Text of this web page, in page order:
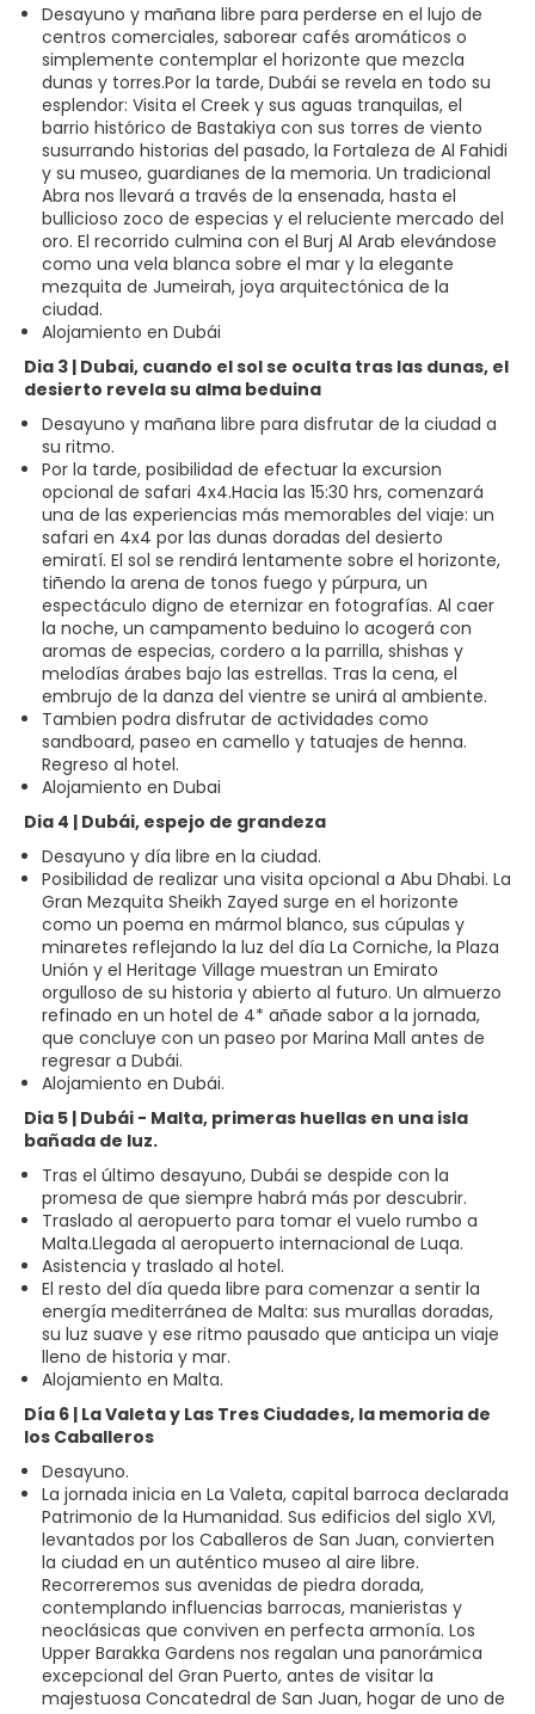
Desayuno y mañana libre para perderse en el lujo de
centros comerciales, saborear cafés aromáticos o
simplemente contemplar el horizonte que mezcla
dunas y torres.Por la tarde, Dubái se revela en todo su
esplendor: Visita el Creek y sus aguas tranquilas, el
barrio histórico de Bastakiya con sus torres de viento
susurrando historias del pasado, la Fortaleza de Al Fahidi
y su museo, guardianes de la memoria. Un tradicional
Abra nos llevará a través de la ensenada, hasta el
bullicioso zoco de especias y el reluciente mercado del
oro. El recorrido culmina con el Burj Al Arab elevándose
como una vela blanca sobre el mar y la elegante
mezquita de Jumeirah, joya arquitectónica de la
ciudad.
Alojamiento en Dubái
Dia 3 | Dubai, cuando el sol se oculta tras las dunas, el
desierto revela su alma beduina
Desayuno y mañana libre para disfrutar de la ciudad a
su ritmo.
Por la tarde, posibilidad de efectuar la excursion
opcional de safari 4x4.Hacia las 15:30 hrs, comenzará
una de las experiencias más memorables del viaje: un
safari en 4x4 por las dunas doradas del desierto
emiratí. El sol se rendirá lentamente sobre el horizonte,
tiñendo la arena de tonos fuego y púrpura, un
espectáculo digno de eternizar en fotografías. Al caer
la noche, un campamento beduino lo acogerá con
aromas de especias, cordero a la parrilla, shishas y
melodías árabes bajo las estrellas. Tras la cena, el
embrujo de la danza del vientre se unirá al ambiente.
Tambien podra disfrutar de actividades como
sandboard, paseo en camello y tatuajes de henna.
Regreso al hotel.
Alojamiento en Dubai
Dia 4 | Dubái, espejo de grandeza
Desayuno y día libre en la ciudad.
Posibilidad de realizar una visita opcional a Abu Dhabi. La
Gran Mezquita Sheikh Zayed surge en el horizonte
como un poema en mármol blanco, sus cúpulas y
minaretes reflejando la luz del día La Corniche, la Plaza
Unión y el Heritage Village muestran un Emirato
orgulloso de su historia y abierto al futuro. Un almuerzo
refinado en un hotel de 4* añade sabor a la jornada,
que concluye con un paseo por Marina Mall antes de
regresar a Dubái.
Alojamiento en Dubái.
Dia 5 | Dubái - Malta, primeras huellas en una isla
bañada de luz.
Tras el último desayuno, Dubái se despide con la
promesa de que siempre habrá más por descubrir.
Traslado al aeropuerto para tomar el vuelo rumbo a
Malta.Llegada al aeropuerto internacional de Luqa.
Asistencia y traslado al hotel.
El resto del día queda libre para comenzar a sentir la
energía mediterránea de Malta: sus murallas doradas,
su luz suave y ese ritmo pausado que anticipa un viaje
lleno de historia y mar.
Alojamiento en Malta.
Día 6 | La Valeta y Las Tres Ciudades, la memoria de
los Caballeros
Desayuno.
La jornada inicia en La Valeta, capital barroca declarada
Patrimonio de la Humanidad. Sus edificios del siglo XVI,
levantados por los Caballeros de San Juan, convierten
la ciudad en un auténtico museo al aire libre.
Recorreremos sus avenidas de piedra dorada,
contemplando influencias barrocas, manieristas y
neoclásicas que conviven en perfecta armonía. Los
Upper Barakka Gardens nos regalan una panorámica
excepcional del Gran Puerto, antes de visitar la
majestuosa Concatedral de San Juan, hogar de uno de